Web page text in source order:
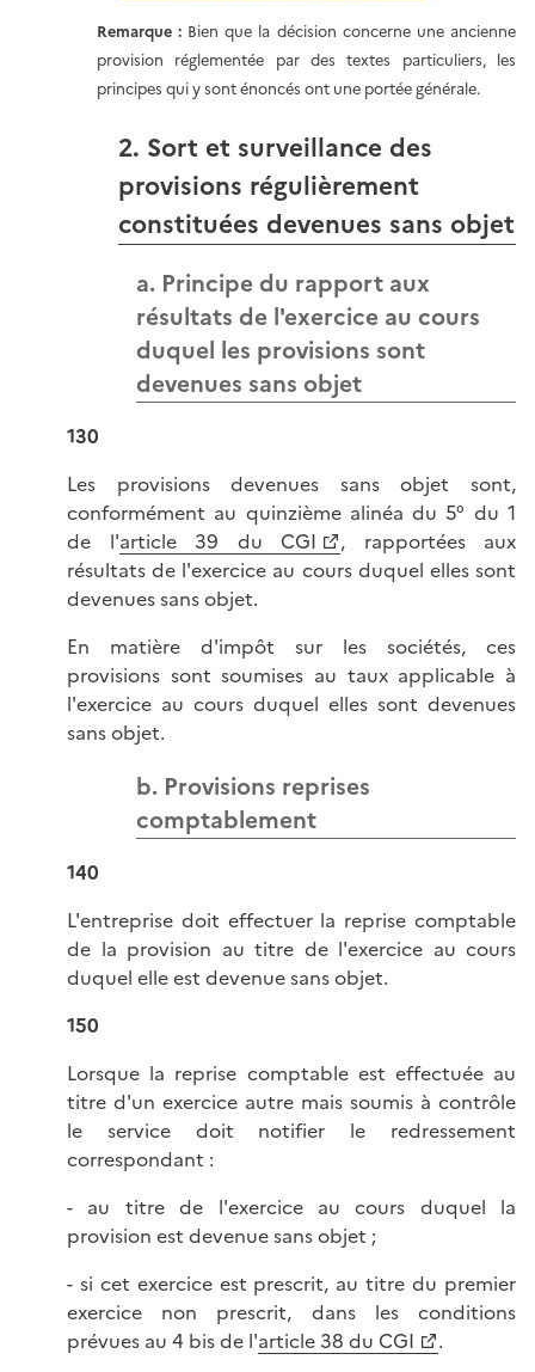
Remarque :Bien que la décision concerne une ancienne
provision réglementée par des textes particuliers, les
principes qui y sont énoncés ont une portée générale.
2. Sort et surveillance des
provisions régulièrement
constituées devenues sans objet
a. Principe du rapport aux
résultats de l'exercice au cours
duquel les provisions sont
devenues sans objet
130
Les provisions devenues sans objet sont,
conformément au quinzième alinéa du 5° du 1
de l'article 39 du CGI
, rapportées aux
résultats de l'exercice au cours duquel elles sont
devenues sans objet.
En matière d'impôt sur les sociétés, ces
provisions sont soumises au taux applicable à
l'exercice au cours duquel elles sont devenues
sans objet.
b. Provisions reprises
comptablement
140
L'entreprise doit effectuer la reprise comptable
de la provision au titre de l'exercice au cours
duquel elle est devenue sans objet.
150
Lorsque la reprise comptable est effectuée au
titre d'un exercice autre mais soumis à contrôle
le service doit notifier le redressement
correspondant :
- au titre de l'exercice au cours duquel la
provision est devenue sans objet ;
- si cet exercice est prescrit, au titre du premier
exercice non prescrit, dans les conditions
prévues au 4 bis de l'article 38 du CGI
.